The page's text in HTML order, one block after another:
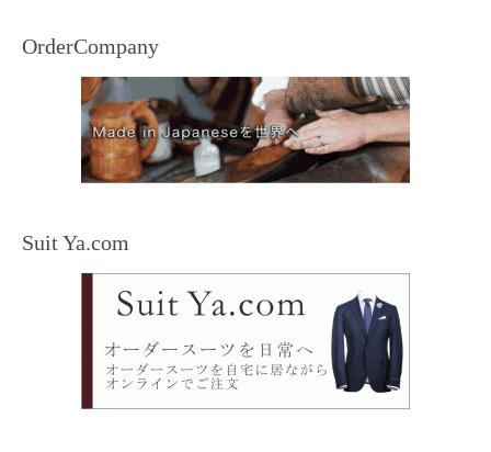
OrderCompany
Suit Ya.com